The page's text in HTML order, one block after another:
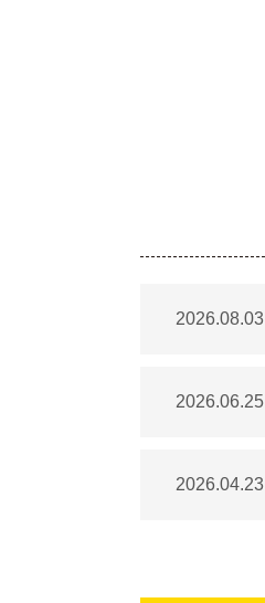
2026.08.03
2026.06.25
2026.04.23